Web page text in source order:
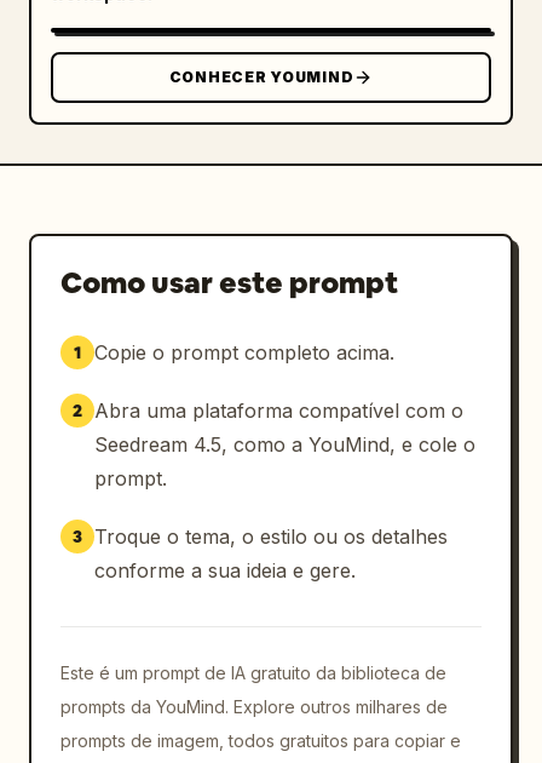
CONHECER YOUMIND
Como usar este prompt
1 Copie o prompt completo acima.
2
Abra uma plataforma compatível com o
Seedream 4.5, como a YouMind, e cole o
prompt.
3
Troque o tema, o estilo ou os detalhes
conforme a sua ideia e gere.
Este é um prompt de IA gratuito da biblioteca de
prompts da YouMind. Explore outros milhares de
prompts de imagem, todos gratuitos para copiar e